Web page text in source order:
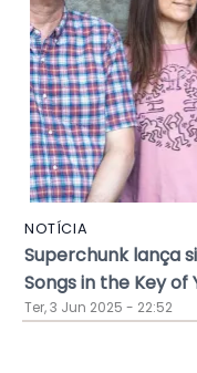
NOTÍCIA
Superchunk lança
Songs in the Key of
Ter, 3 Jun 2025 - 22:52